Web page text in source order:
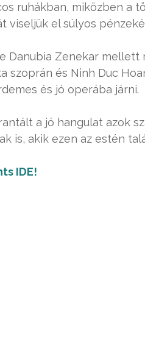
ruhákban, miközben a
viseljük el súlyos
Danubia Zenekar
szoprán és Ninh Duc
és jó operába járni.
a jó hangulat azok
is, akik ezen az estén
IDE!